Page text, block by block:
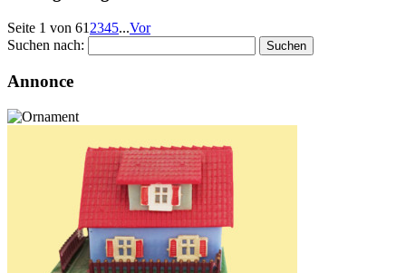
Seite 1 von 61 2345...Vor
Suchen nach:
Annonce